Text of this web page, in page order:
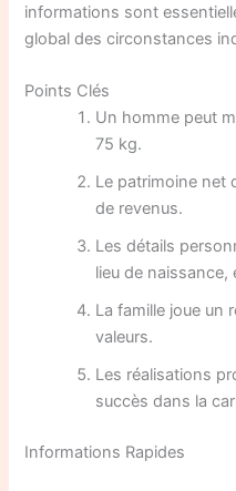
informations sont
global des circonstances
Points Clés
Un homme peut
75 kg.
Le patrimoine net
de revenus.
Les détails
lieu de naissance,
La famille joue un
valeurs.
Les réalisations
succès dans la
Informations Rapides